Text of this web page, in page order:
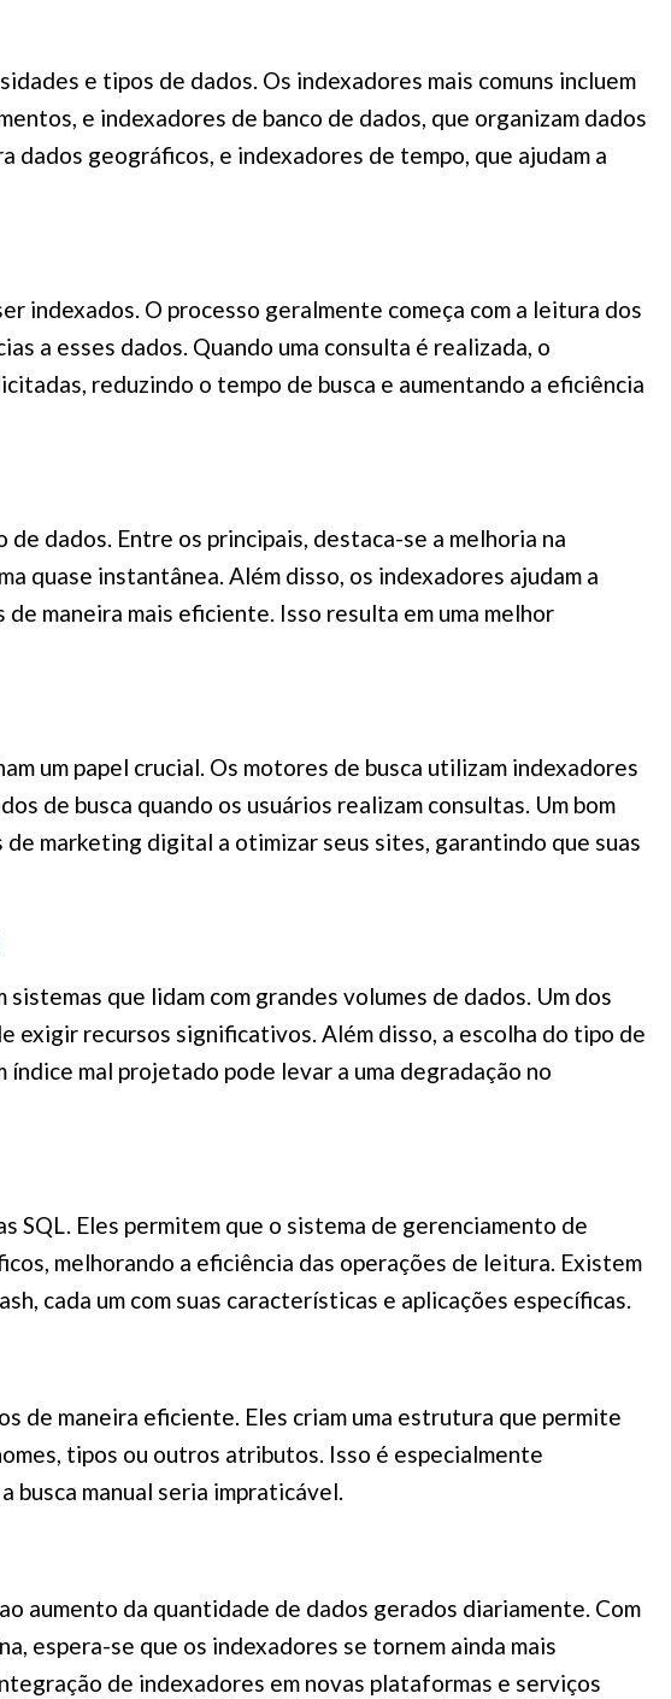
e tipos de dados. Os indexadores mais comuns incluem
e indexadores de banco de dados, que organizam dados
dados geográficos, e indexadores de tempo, que ajudam a
indexados. O processo geralmente começa com a leitura dos
a esses dados. Quando uma consulta é realizada, o
reduzindo o tempo de busca e aumentando a eficiência
dados. Entre os principais, destaca-se a melhoria na
quase instantânea. Além disso, os indexadores ajudam a
maneira mais eficiente. Isso resulta em uma melhor
um papel crucial. Os motores de busca utilizam indexadores
de busca quando os usuários realizam consultas. Um bom
marketing digital a otimizar seus sites, garantindo que suas
que lidam com grandes volumes de dados. Um dos
exigir recursos significativos. Além disso, a escolha do tipo de
mal projetado pode levar a uma degradação no
SQL. Eles permitem que o sistema de gerenciamento de
melhorando a eficiência das operações de leitura. Existem
cada um com suas características e aplicações específicas.
de maneira eficiente. Eles criam uma estrutura que permite
tipos ou outros atributos. Isso é especialmente
busca manual seria impraticável.
aumento da quantidade de dados gerados diariamente. Com
espera-se que os indexadores se tornem ainda mais
de indexadores em novas plataformas e serviços